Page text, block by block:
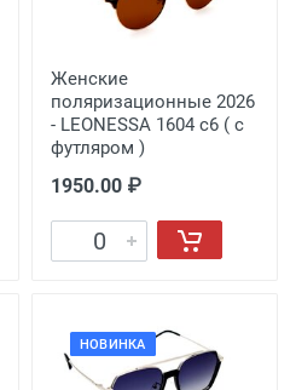
Женские
поляризационные 2026
- LEONESSA 1604 с6 ( с
футляром )
1950.00 ₽
НОВИНКА